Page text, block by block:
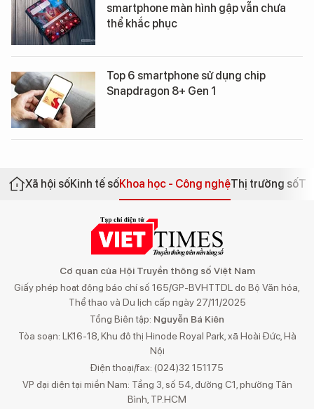
smartphone màn hình gập vẫn chưa
thể khắc phục
Top 6 smartphone sử dụng chip
Snapdragon 8+ Gen 1
Xã hội sốKinh tế sốKhoa học - Công nghệThị trường số
Cơ quan của Hội Truyền thông số Việt Nam
Giấy phép hoạt động báo chí số 165/GP-BVHTTDL do Bộ Văn hóa,
Thể thao và Du lịch cấp ngày 27/11/2025
Tổng Biên tập: Nguyễn Bá Kiên
Tòa soạn: LK16-18, Khu đô thị Hinode Royal Park, xã Hoài Đức, Hà
Nội
Điện thoại/fax: (024)32 151175
VP đại diện tại miền Nam: Tầng 3, số 54, đường C1, phường Tân
Bình, TP.HCM